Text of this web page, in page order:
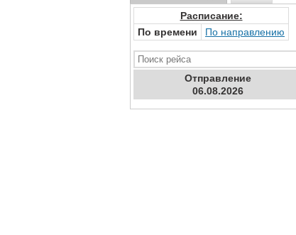
Расписание:
По времени
По направлению
Отправление
06.08.2026